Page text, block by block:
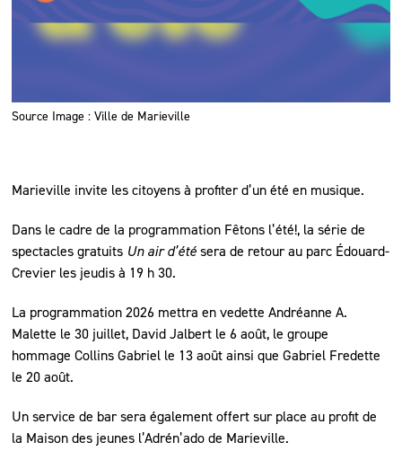
Source Image : Ville de Marieville
Marieville invite les citoyens à profiter d’un été en musique.
Dans le cadre de la programmation Fêtons l’été!, la série de
spectacles gratuits Un air d’étésera de retour au parc Édouard-
Crevier les jeudis à 19 h 30.
La programmation 2026 mettra en vedette Andréanne A.
Malette le 30 juillet, David Jalbert le 6 août, le groupe
hommage Collins Gabriel le 13 août ainsi que Gabriel Fredette
le 20 août.
Un service de bar sera également offert sur place au profit de
la Maison des jeunes l’Adrén’ado de Marieville.